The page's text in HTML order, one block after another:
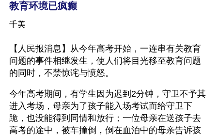
教育环境已疯癫
千美
【人民报消息】从今年高考开始，一连串有关教育
问题的事件相继发生，使人们将目光移至教育问题
的同时，不禁惊诧与愤怒。
今年高考期间，有学生因为迟到2分钟，守卫不予其
进入考场，母亲为了孩子能入场考试而给守卫下
跪，也没能得到同情和放行；一位母亲在送孩子去
高考的途中，被车撞倒，倒在血泊中的母亲告诉孩